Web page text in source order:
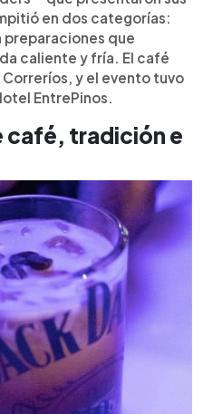
en dos categorías:
que
caliente y fría. El café
y el evento tuvo
EntrePinos.
café, tradición e